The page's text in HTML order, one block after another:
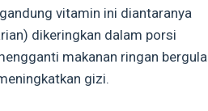
vitamin ini diantaranya
dikeringkan dalam porsi
makanan ringan bergula
gizi.